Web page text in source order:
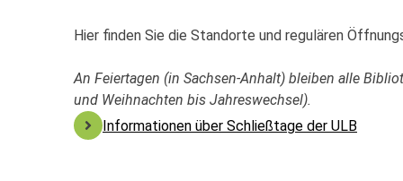
Hier finden Sie die Standorte und regulären
An Feiertagen (in Sachsen-Anhalt) bleiben alle
und Weihnachten bis Jahreswechsel).
Informationen über Schließtage der ULB